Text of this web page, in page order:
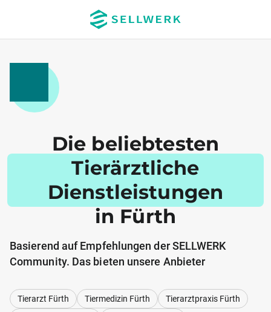
Die beliebtesten
Tierärztliche
Dienstleistungen
in Fürth
Basierend auf Empfehlungen der SELLWERK
Community. Das bieten unsere Anbieter
Tierarzt Fürth Tiermedizin Fürth
Tierarztpraxis Fürth